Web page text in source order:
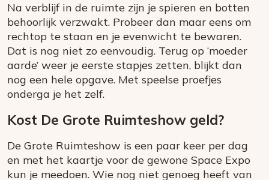
Na verblijf in de ruimte zijn je spieren en botten
behoorlijk verzwakt. Probeer dan maar eens om
rechtop te staan en je evenwicht te bewaren.
Dat is nog niet zo eenvoudig. Terug op ‘moeder
aarde’ weer je eerste stapjes zetten, blijkt dan
nog een hele opgave. Met speelse proefjes
onderga je het zelf.
Kost De Grote Ruimteshow geld?
De Grote Ruimteshow is een paar keer per dag
en met het kaartje voor de gewone Space Expo
kun je meedoen. Wie nog niet genoeg heeft van